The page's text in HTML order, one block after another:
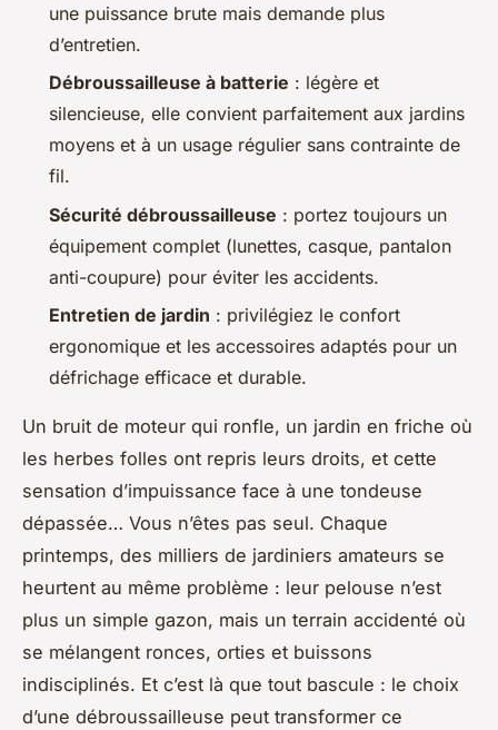
une puissance brute mais demande plus
d’entretien.
Débroussailleuse à batterie : légère et
silencieuse, elle convient parfaitement aux jardins
moyens et à un usage régulier sans contrainte de
fil.
Sécurité débroussailleuse : portez toujours un
équipement complet (lunettes, casque, pantalon
anti-coupure) pour éviter les accidents.
Entretien de jardin : privilégiez le confort
ergonomique et les accessoires adaptés pour un
défrichage efficace et durable.
Un bruit de moteur qui ronfle, un jardin en friche où
les herbes folles ont repris leurs droits, et cette
sensation d’impuissance face à une tondeuse
dépassée… Vous n’êtes pas seul. Chaque
printemps, des milliers de jardiniers amateurs se
heurtent au même problème : leur pelouse n’est
plus un simple gazon, mais un terrain accidenté où
se mélangent ronces, orties et buissons
indisciplinés. Et c’est là que tout bascule : le choix
d’une débroussailleuse peut transformer ce